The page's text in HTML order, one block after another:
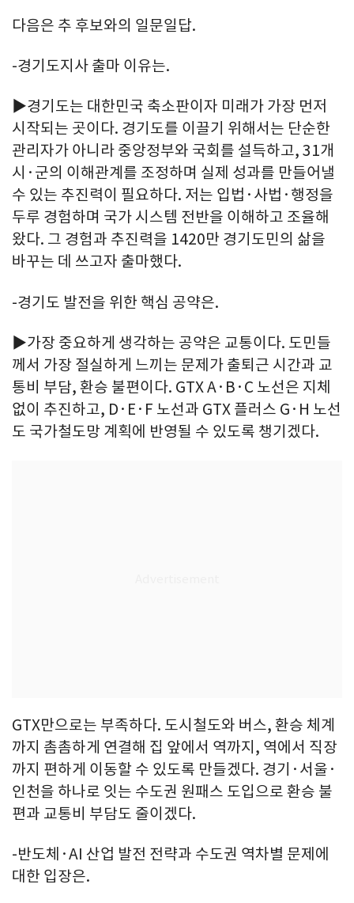
다음은 추 후보와의 일문일답.
-경기도지사 출마 이유는.
▶경기도는 대한민국 축소판이자 미래가 가장 먼저
시작되는 곳이다. 경기도를 이끌기 위해서는 단순한
관리자가 아니라 중앙정부와 국회를 설득하고, 31개
시·군의 이해관계를 조정하며 실제 성과를 만들어낼
수 있는 추진력이 필요하다. 저는 입법·사법·행정을
두루 경험하며 국가 시스템 전반을 이해하고 조율해
왔다. 그 경험과 추진력을 1420만 경기도민의 삶을
바꾸는 데 쓰고자 출마했다.
-경기도 발전을 위한 핵심 공약은.
▶가장 중요하게 생각하는 공약은 교통이다. 도민들
께서 가장 절실하게 느끼는 문제가 출퇴근 시간과 교
통비 부담, 환승 불편이다. GTX A·B·C 노선은 지체
없이 추진하고, D·E·F 노선과 GTX 플러스 G·H 노선
도 국가철도망 계획에 반영될 수 있도록 챙기겠다.
GTX만으로는 부족하다. 도시철도와 버스, 환승 체계
까지 촘촘하게 연결해 집 앞에서 역까지, 역에서 직장
까지 편하게 이동할 수 있도록 만들겠다. 경기·서울·
인천을 하나로 잇는 수도권 원패스 도입으로 환승 불
편과 교통비 부담도 줄이겠다.
-반도체·AI 산업 발전 전략과 수도권 역차별 문제에
대한 입장은.